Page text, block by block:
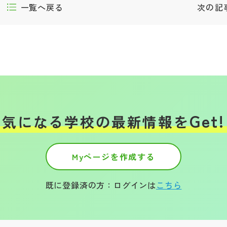
一覧へ戻る 次の記
気になる学校の最新情報をGet!
Myページを作成する
既に登録済の方：ログインはこちら